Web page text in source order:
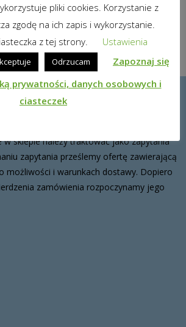
w sklepie należy traktować jako zapytania
zapytania prześlemy ofertę zawierającą
możliwości i warunkach dostawy. Dopiero
zamówienia rozpoczynamy jego
pliki cookies. Korzystanie z
zgodę na ich zapis i wykorzystanie.
z tej strony.
Ustawienia
Odrzucam
Zapoznaj się
prywatności, danych osobowych i
ciasteczek